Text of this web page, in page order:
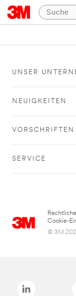
UNSER
NEUIGKEITEN
VORSCHRIFTEN
SERVICE
Cookie-
© 3M